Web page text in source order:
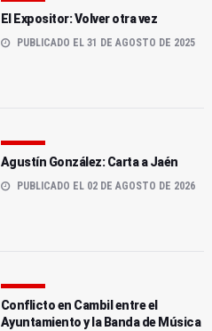
El Expositor: Volver otra vez
PUBLICADO EL 31 DE AGOSTO DE 2025
Agustín González: Carta a Jaén
PUBLICADO EL 02 DE AGOSTO DE 2026
Conflicto en Cambil entre el
Ayuntamiento y la Banda de Música